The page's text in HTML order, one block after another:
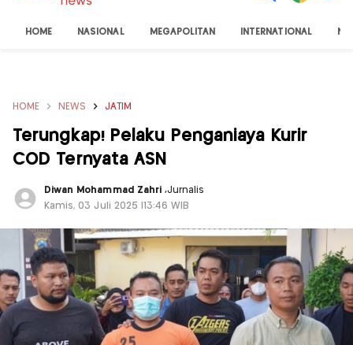
HOME NASIONAL MEGAPOLITAN INTERNATIONAL
HOME NEWS JATIM
Terungkap! Pelaku Penganiaya Kurir
COD Ternyata ASN
Diwan Mohammad Zahri,Jurnalis
Kamis, 03 Juli 2025 |13:46 WIB